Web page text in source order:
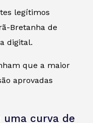
legítimos
Bretanha de
digital.
que a maior
aprovadas
curva de